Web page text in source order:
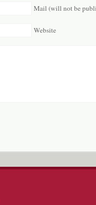
Mail (will not be
Website